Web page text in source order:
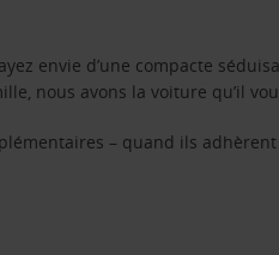
envie d’une compacte
nous avons la voiture qu’il
– quand ils